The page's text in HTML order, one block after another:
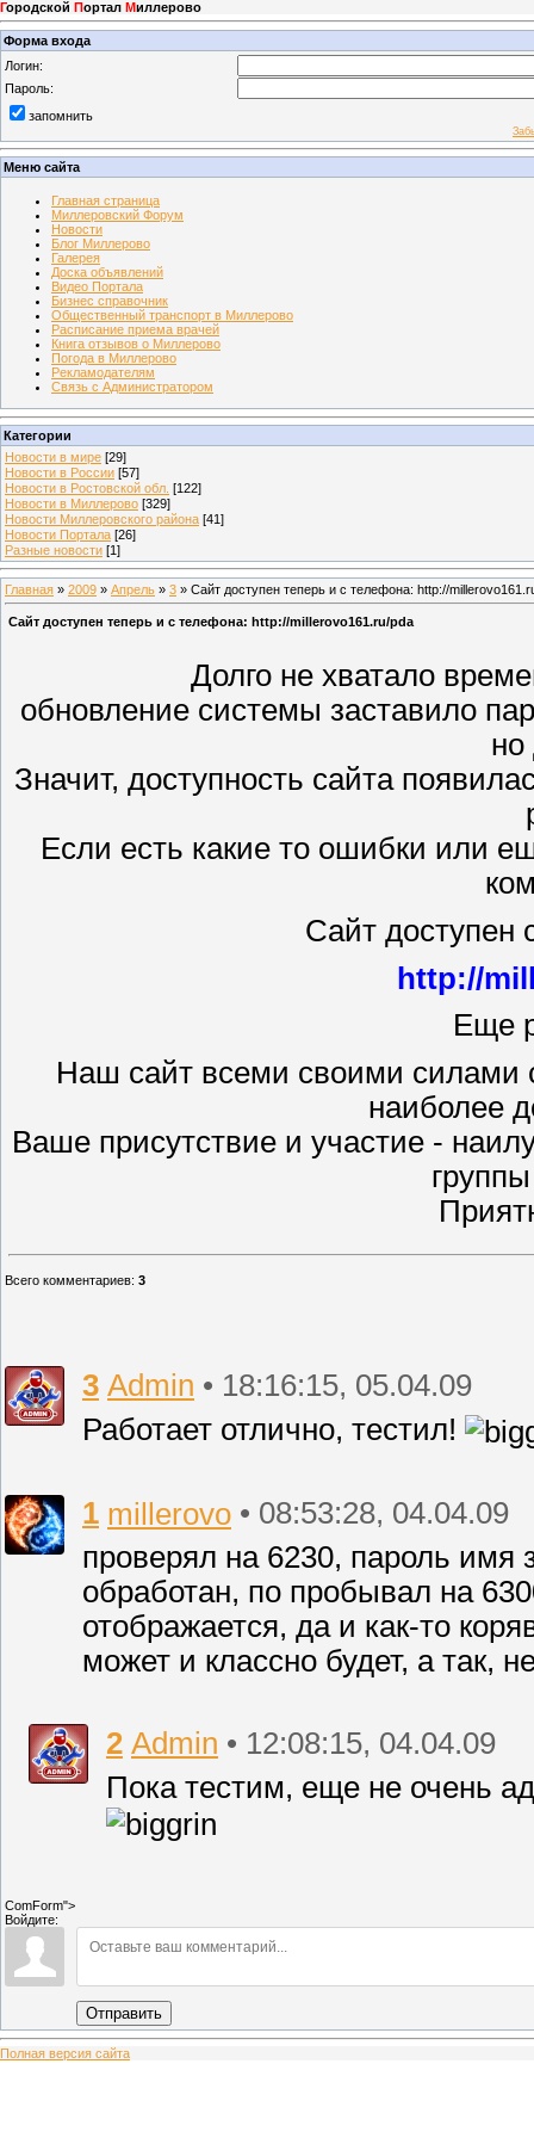
Городской Портал Миллерово
Форма входа
Логин:
Пароль:
запомнить
Меню сайта
Главная страница
Миллеровский Форум
Новости
Блог Миллерово
Галерея
Доска объявлений
Видео Портала
Бизнес справочник
Общественный транспорт в Миллерово
Расписание приема врачей
Книга отзывов о Миллерово
Погода в Миллерово
Рекламодателям
Связь с Администратором
Категории
Новости в мире [29]
Новости в России [57]
Новости в Ростовской обл. [122]
Новости в Миллерово [329]
Новости Миллеровского района [41]
Новости Портала [26]
Разные новости [1]
Главная » 2009 » Апрель » 3 » Сайт доступен теперь и с телефона: http://
Сайт доступен теперь и с телефона: http://millerovo161.ru/pda
Долго не хватало
обновление системы заставило
но
Значит, доступность сайта
Если есть какие то ошибки или
Сайт доступен
http://
Еще
Наш сайт всеми своими силами
наиболее
Ваше присутствие и участие -
Всего комментариев: 3
3 Admin • 18:16:15, 05.04.09
Работает отлично, тестил!
1 millerovo • 08:53:28, 04.04.09
проверял на 6230, пароль имя
обработан, по пробывал на
отображается, да и как-то
может и классно будет, а так,
2 Admin • 12:08:15, 04.04.09
Пока тестим, еще не очень
ComForm">
Войдите:
Отправить
Полная версия сайта